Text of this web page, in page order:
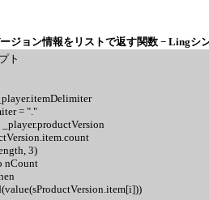
ジョン情報をリストで返す関数 − Lingシ
ト
= "."
3)
nCount